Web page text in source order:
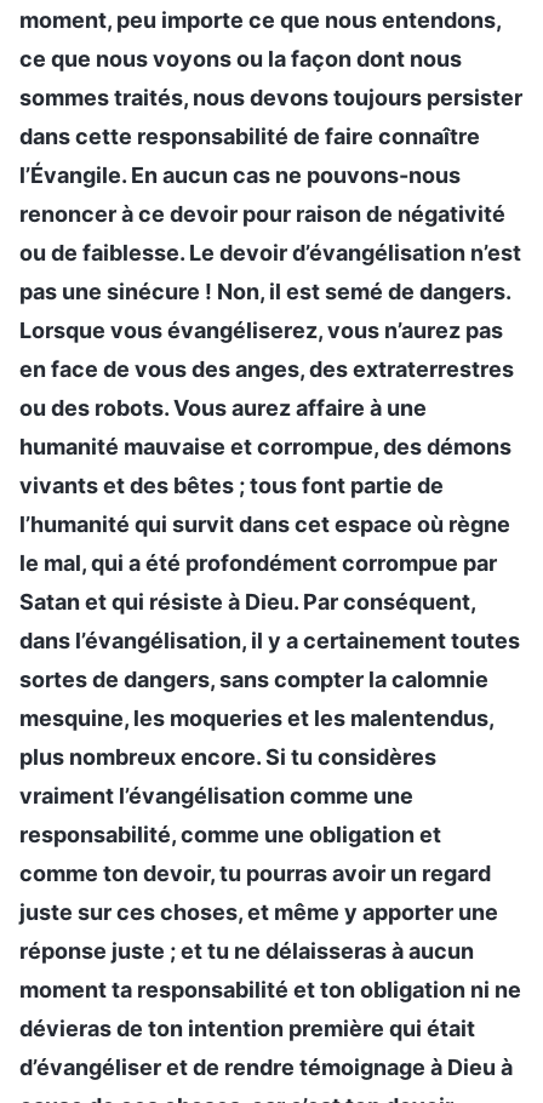
moment, peu importe ce que nous entendons,
ce que nous voyons ou la façon dont nous
sommes traités, nous devons toujours persister
dans cette responsabilité de faire connaître
l’Évangile. En aucun cas ne pouvons-nous
renoncer à ce devoir pour raison de négativité
ou de faiblesse. Le devoir d’évangélisation n’est
pas une sinécure ! Non, il est semé de dangers.
Lorsque vous évangéliserez, vous n’aurez pas
en face de vous des anges, des extraterrestres
ou des robots. Vous aurez affaire à une
humanité mauvaise et corrompue, des démons
vivants et des bêtes ; tous font partie de
l’humanité qui survit dans cet espace où règne
le mal, qui a été profondément corrompue par
Satan et qui résiste à Dieu. Par conséquent,
dans l’évangélisation, il y a certainement toutes
sortes de dangers, sans compter la calomnie
mesquine, les moqueries et les malentendus,
plus nombreux encore. Si tu considères
vraiment l’évangélisation comme une
responsabilité, comme une obligation et
comme ton devoir, tu pourras avoir un regard
juste sur ces choses, et même y apporter une
réponse juste ; et tu ne délaisseras à aucun
moment ta responsabilité et ton obligation ni ne
dévieras de ton intention première qui était
d’évangéliser et de rendre témoignage à Dieu à